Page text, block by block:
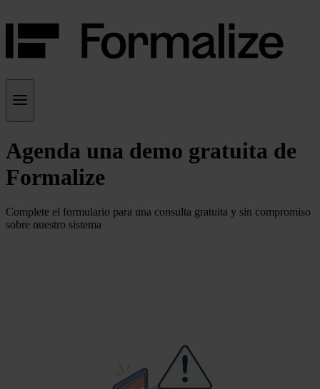
Agenda una demo gratuita de
Formalize
Complete el formulario para una consulta gratuita y sin compromiso
sobre nuestro sistema